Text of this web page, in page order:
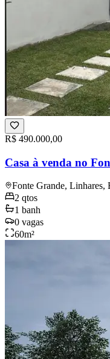
R$ 490.000,00
Casa à venda no
Fonte Grande, Linhares,
2 qtos
1 banh
0 vagas
60m²